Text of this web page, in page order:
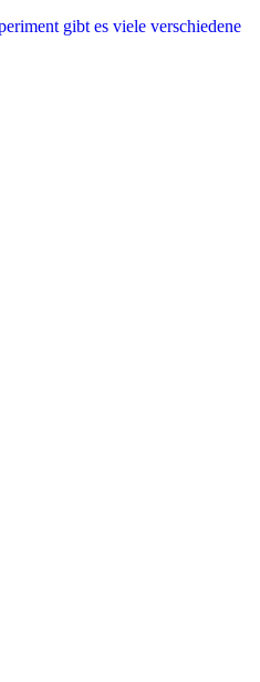
gibt es viele verschiedene